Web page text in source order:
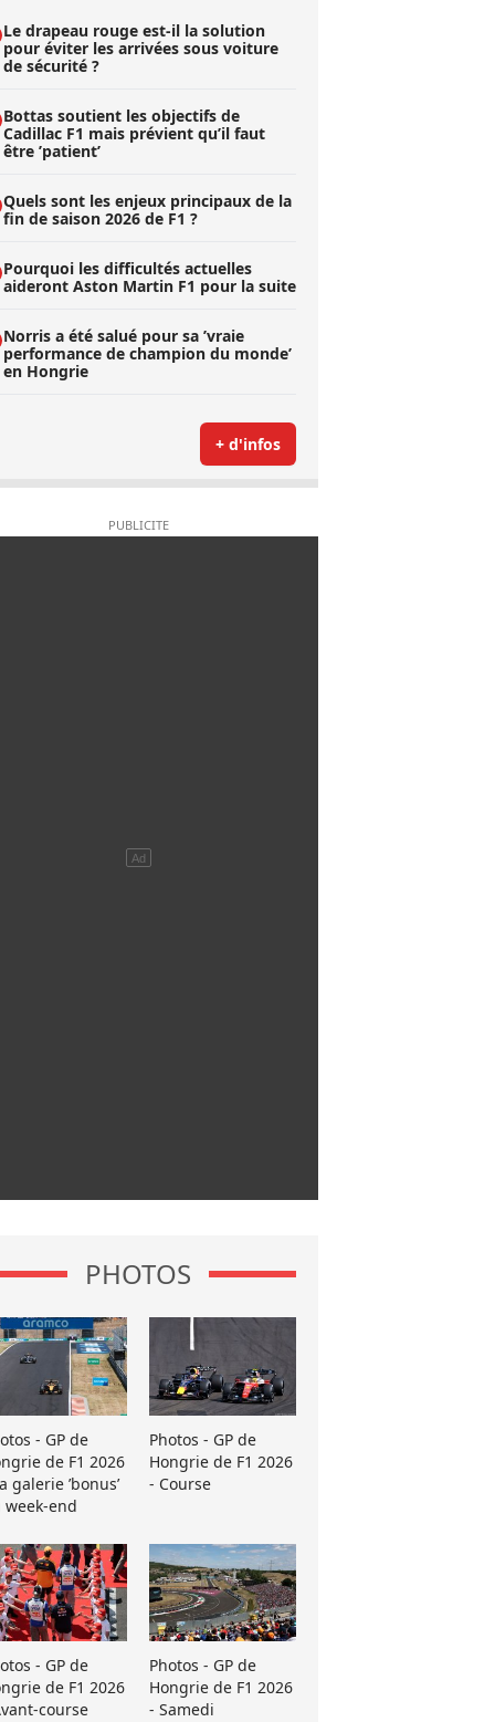
Le drapeau rouge est-il la solution
pour éviter les arrivées sous voiture
de sécurité ?
Bottas soutient les objectifs de
Cadillac F1 mais prévient qu’il faut
être ’patient’
Quels sont les enjeux principaux de la
fin de saison 2026 de F1 ?
Pourquoi les difficultés actuelles
aideront Aston Martin F1 pour la suite
Norris a été salué pour sa ’vraie
performance de champion du monde’
en Hongrie
+ d'infos
PHOTOS
- GP de
de F1 2026
galerie ’bonus’
week-end
Photos - GP de
Hongrie de F1 2026
- Course
- GP de
de F1 2026
course
Photos - GP de
Hongrie de F1 2026
- Samedi